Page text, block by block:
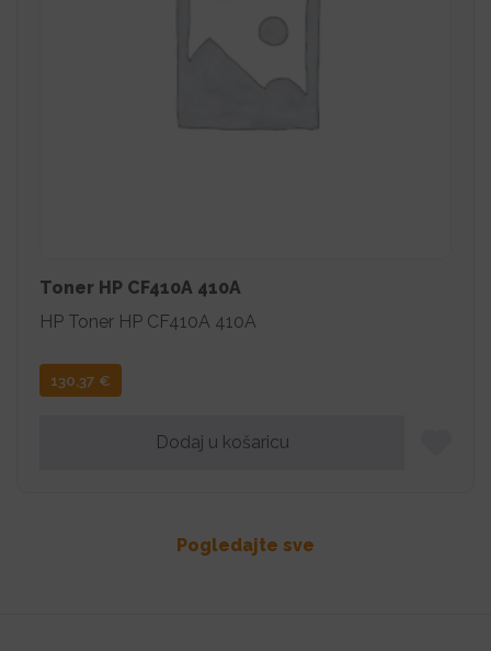
Toner HP CF410A 410A
HP Toner HP CF410A 410A
130,37 €
Dodaj u košaricu
Pogledajte sve